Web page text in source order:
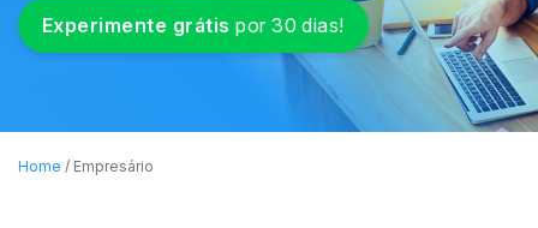
Experimente grátis por 30 dias!
Home Empresário